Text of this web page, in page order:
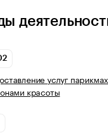
услуг
красоты